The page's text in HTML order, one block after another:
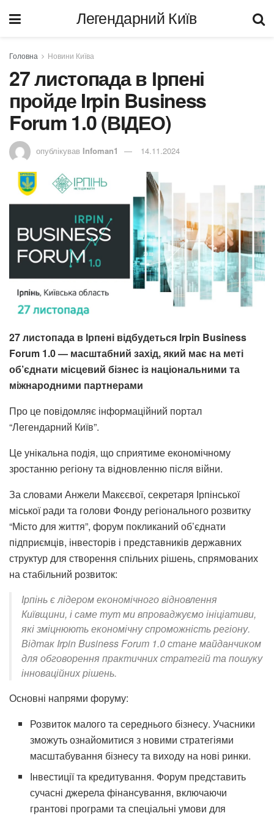
Легендарний Київ
Головна Новини Київа
27 листопада в Ірпені
пройде Irpin Business
Forum 1.0 (ВІДЕО)
опублікував Infoman1 14.11.2024
27 листопада в Ірпені відбудеться Irpin Business
Forum 1.0 — масштабний захід, який має на меті
об’єднати місцевий бізнес із національними та
міжнародними партнерами
Про це повідомляє інформаційний портал
“Легендарний Київ”.
Це унікальна подія, що сприятиме економічному
зростанню регіону та відновленню після війни.
За словами Анжели Макєєвої, секретаря Ірпінської
міської ради та голови Фонду регіонального розвитку
“Місто для життя”, форум покликаний об’єднати
підприємців, інвесторів і представників державних
структур для створення спільних рішень, спрямованих
на стабільний розвиток:
Ірпінь є лідером економічного відновлення
Київщини, і саме тут ми впроваджуємо ініціативи,
які зміцнюють економічну спроможність регіону.
Відтак Irpin Business Forum 1.0 стане майданчиком
для обговорення практичних стратегій та пошуку
інноваційних рішень.
Основні напрями форуму:
Розвиток малого та середнього бізнесу. Учасники
зможуть ознайомитися з новими стратегіями
масштабування бізнесу та виходу на нові ринки.
Інвестиції та кредитування. Форум представить
сучасні джерела фінансування, включаючи
грантові програми та спеціальні умови для